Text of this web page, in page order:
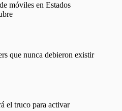
móviles en Estados
que nunca debieron existir
el truco para activar